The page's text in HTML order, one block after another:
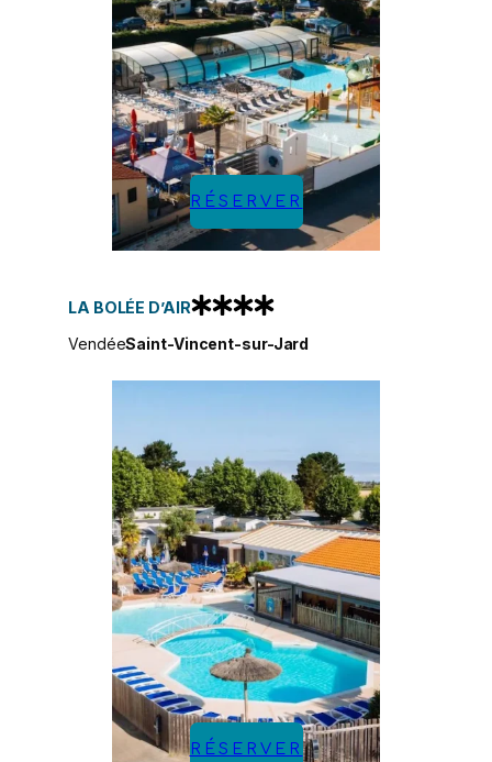
RÉSERVER
LA BOLÉE D’AIR
VendéeSaint-Vincent-sur-Jard
RÉSERVER